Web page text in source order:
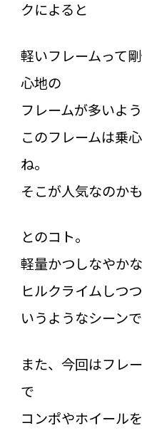
クによると
軽いフレームって
心地の
フレームが多いよ
このフレームは乗
ね。
そこが人気なのか
とのコト。
軽量かつしなやか
ヒルクライムしつ
いうようなシーン
また、今回はフレ
で
コンポやホイール